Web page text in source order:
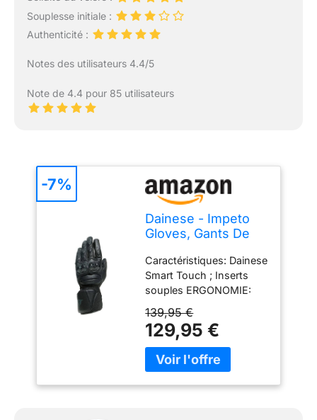
Souplesse initiale :
Authenticité :
Notes des utilisateurs 4.4/5
Note de 4.4 pour 85 utilisateurs
Dainese - Impeto
Gloves, Gants De
en Cuir, Protège
Jointures en TPU,
Gants De Moto pour
Hommes, Noir/Noir,
M
Caractéristiques: Dainese
Smart Touch ; Inserts
souples ERGONOMIE:
élastique sur le pouce
extérieur ; Inserts
élastiques ; Doigts pré-
courbés ; Bande
139,95 €
129,95 €
-7%